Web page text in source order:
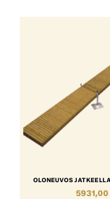
OLONEUVOS
5931,00